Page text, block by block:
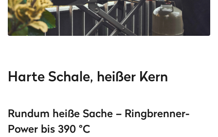
Harte Schale, heißer Kern
Rundum heiße Sache – Ringbrenner-
Power bis 390 °C